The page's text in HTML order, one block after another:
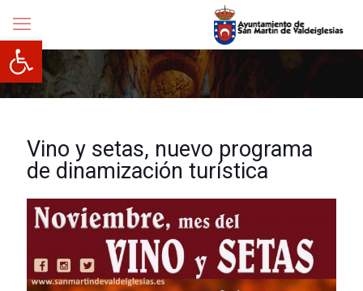
Abrir barra de herramientas
Vino y setas, nuevo programa
de dinamización turística